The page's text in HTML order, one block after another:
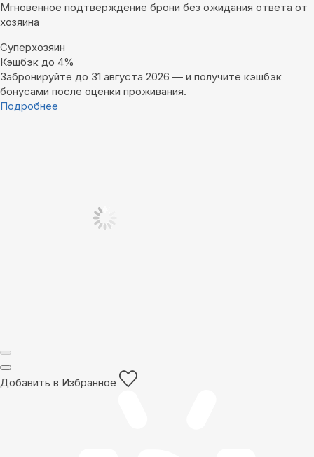
Мгновенное подтверждение брони без ожидания ответа от
хозяина
Суперхозяин
Кэшбэк до 4%
Забронируйте до 31 августа 2026 — и получите кэшбэк
бонусами после оценки проживания.
Подробнее
Добавить в Избранное